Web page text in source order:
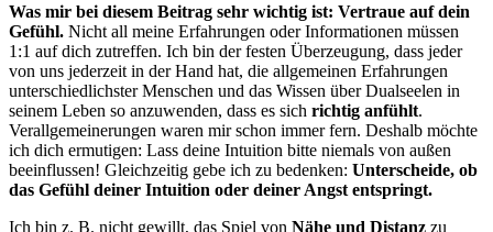
Was mir bei diesem Beitrag sehr wichtig ist: Vertraue auf dein
Gefühl. Nicht all meine Erfahrungen oder Informationen müssen
1:1 auf dich zutreffen. Ich bin der festen Überzeugung, dass jeder
von uns jederzeit in der Hand hat, die allgemeinen Erfahrungen
unterschiedlichster Menschen und das Wissen über Dualseelen in
seinem Leben so anzuwenden, dass es sich richtig anfühlt.
Verallgemeinerungen waren mir schon immer fern. Deshalb möchte
ich dich ermutigen: Lass deine Intuition bitte niemals von außen
beeinflussen! Gleichzeitig gebe ich zu bedenken: Unterscheide, ob
das Gefühl deiner Intuition oder deiner Angst entspringt.
Ich bin z. B. nicht gewillt, das Spiel von Nähe und Distanz zu